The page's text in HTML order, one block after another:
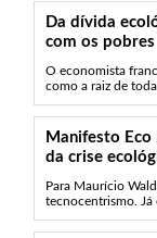
Da dívida
com os pobres
O economista
como a raiz de
Manifesto Eco
da crise
Para Maurício
tecnocentrismo.